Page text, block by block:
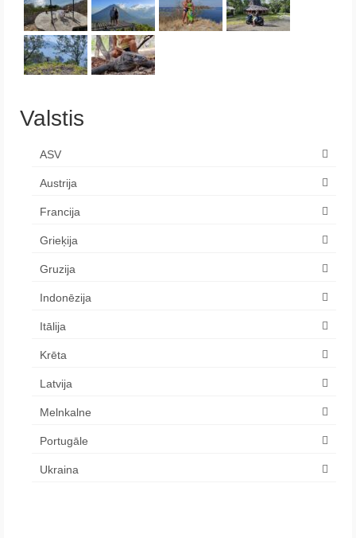
Valstis
ASV
Austrija
Francija
Grieķija
Gruzija
Indonēzija
Itālija
Krēta
Latvija
Melnkalne
Portugāle
Ukraina